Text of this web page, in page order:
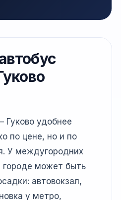
удобнее
по цене, но и по
У междугородних
городе может быть
автовокзал,
у метро,